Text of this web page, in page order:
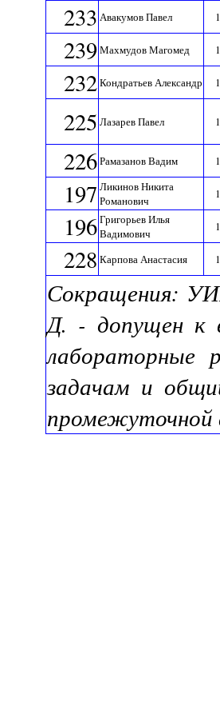
233 Авакумов Павел
239Махмудов Магомед
232Кондратьев Александр
225 Лазарев Павел
226Рамазанов Вадим
197 Ликинов Никита
Романович
196Григорьев Илья
Вадимович
228 Карпова Анастасия
Сокращения:
Д. - допущен к
лабораторные
задачам и